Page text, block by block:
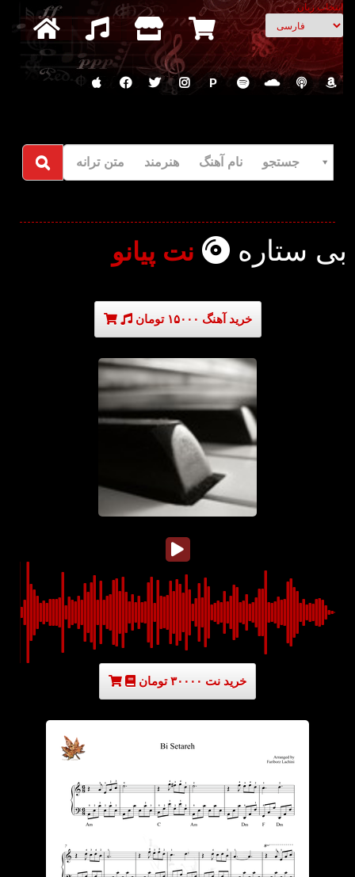
انتخاب زبان
P
جستجو نام آهنگ هنرمند متن ترانه
بی ستاره نت پیانو
خرید آهنگ ۱۵۰۰۰ تومان
خرید نت ۳۰۰۰۰ تومان